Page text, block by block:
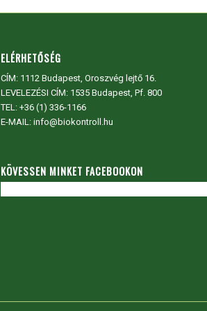
ELÉRHETŐSÉG
CÍM: 1112 Budapest, Oroszvég lejtő 16.
LEVELEZÉSI CÍM: 1535 Budapest, Pf. 800
TEL: +36 (1) 336-1166
E-MAIL: info@biokontroll.hu
KÖVESSEN MINKET FACEBOOKON